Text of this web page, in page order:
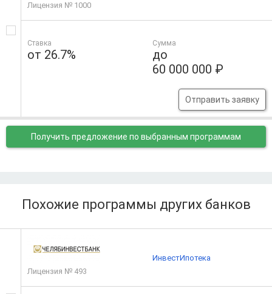
Лицензия № 1000
Ставка
от 26.7%
Сумма
до
60 000 000 ₽
Отправить заявку
Получить предложение по выбранным программам
Похожие программы других банков
Лицензия № 493
ИнвестИпотека